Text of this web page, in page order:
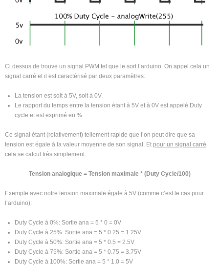
Ci dessus de trouve un signal PWM tel que le sort l’arduino. On appel cela un
signal carré et il est caractérisé par deux paramètres:
La tension est soit à 5V, soit à 0V.
Le rapport du temps entre la tension étant à 5V et à 0V est appelé Duty
cycle et est exprimé en %.
Ce signal étant (relativement) tellement rapide que l’on peut dire que sa
tension est égale à la valeur moyenne de son signal. Et pour un signal carré
cela se calcul très simplement:
Tension analogique = Tension maximale * (Duty Cycle/100)
Exemple avec notre tension maximale égale à 5V (comme c’est le cas pour
l’arduino):
Duty Cycle à 0%: Sortie ana = 5 * 0 = 0V
Duty Cycle à 25%: Sortie ana = 5 * 0.25 = 1.25V
Duty Cycle à 50%: Sortie ana = 5 * 0.5 = 2.5V
Duty Cycle à 75%: Sortie ana = 5 * 0.75 = 3.75V
Duty Cycle à 100%: Sortie ana = 5 * 1.0 = 5V